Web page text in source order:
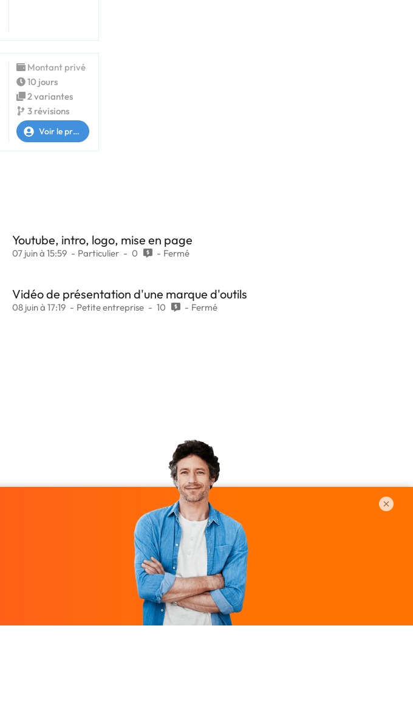
Montant privé
10 jours
2 variantes
3 révisions
Voir le profil
Youtube, intro, logo, mise en page
07 juin à 15:59 Particulier 0 Fermé
Vidéo de présentation d'une marque d'outils
08 juin à 17:19 Petite entreprise 10 Fermé